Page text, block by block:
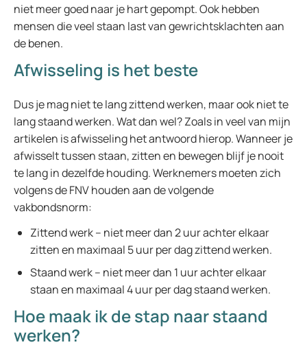
niet meer goed naar je hart gepompt. Ook hebben
mensen die veel staan last van gewrichtsklachten aan
de benen.
Afwisseling is het beste
Dus je mag niet te lang zittend werken, maar ook niet te
lang staand werken. Wat dan wel? Zoals in veel van mijn
artikelen is afwisseling het antwoord hierop. Wanneer je
afwisselt tussen staan, zitten en bewegen blijf je nooit
te lang in dezelfde houding. Werknemers moeten zich
volgens de FNV houden aan de volgende
vakbondsnorm:
Zittend werk – niet meer dan 2 uur achter elkaar
zitten en maximaal 5 uur per dag zittend werken.
Staand werk – niet meer dan 1 uur achter elkaar
staan en maximaal 4 uur per dag staand werken.
Hoe maak ik de stap naar staand
werken?